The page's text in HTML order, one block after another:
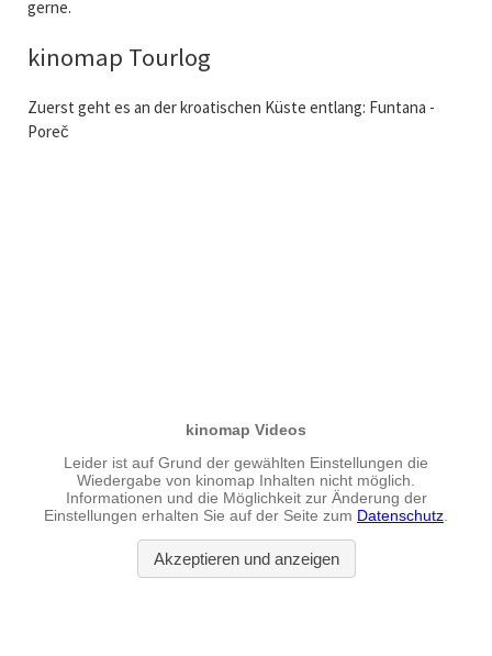
gerne.
kinomap Tourlog
Zuerst geht es an der kroatischen Küste entlang: Funtana -
Poreč